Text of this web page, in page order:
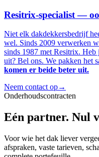
Resitrix-specialist —
Niet elk dakdekkersbedrijf
wel. Sinds 2009 verwerken
sinds 1987 met Resitrix.
uit? Bel ons. We pakken het
komen er beide beter uit.
Neem contact op→
Onderhoudscontracten
Eén partner. Nul
Voor wie het dak liever
afspraken, vaste tarieven,